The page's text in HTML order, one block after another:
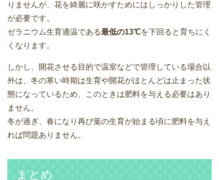
りませんが、花を綺麗に咲かすためにはしっかりした管理
が必要です。
ゼラニウム生育適温である最低の13℃を下回ると育ちにく
くなります。
しかし、開花させる目的で温室などで管理している場合以
外は、冬の寒い時期は生育や開花がほとんどは止まった状
態になっているため、このときは肥料を与える必要はあり
ません。
冬が過ぎ、春になり再び葉の生育が始まる頃に肥料を与え
れば問題ありません。
まとめ